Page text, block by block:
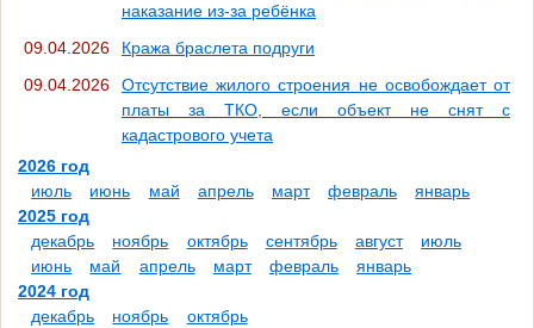
наказание из-за ребёнка
09.04.2026
Кража браслета подруги
09.04.2026
Отсутствие жилого строения не освобождает от
платы за ТКО, если объект не снят с
кадастрового учета
2026 год
июль
июнь май апрель март февраль
январь
2025 год
декабрь
ноябрь октябрь сентябрь август
июль
июнь
май апрель март февраль
январь
2024 год
декабрь
ноябрь октябрь